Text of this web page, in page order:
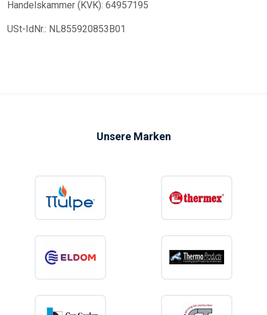
Handelskammer (KVK): 64957195
USt-IdNr.: NL855920853B01
Unsere Marken